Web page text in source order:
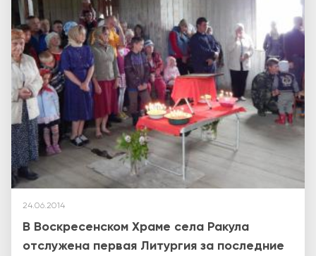
24.06.2014
В Воскресенском Храме села Ракула
отслужена первая Литургия за последние